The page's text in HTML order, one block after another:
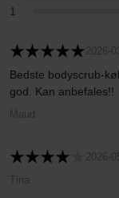
1
2026-
Bedste bodyscrub-
god. Kan anbefales!!
Maud
2026-
Tina